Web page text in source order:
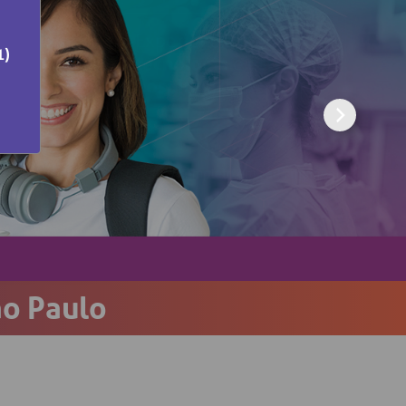
Saiba mais
Endereço:
R. Colômbia, 332
CEP: 01438-000 | Jardim
Paulista, São Paulo - SP
Solicitação de veracidade de
atestado
Paulo